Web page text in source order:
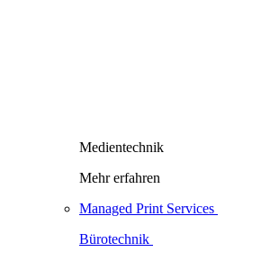
Medientechnik
Mehr erfahren
Managed Print Services
Bürotechnik